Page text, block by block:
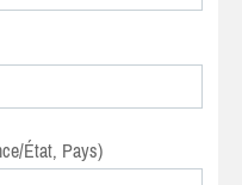
État, Pays)